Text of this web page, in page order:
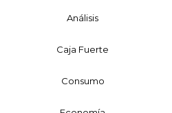
Análisis
Caja Fuerte
Consumo